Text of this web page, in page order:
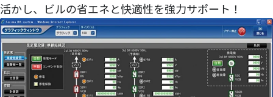
活かし、ビルの省エネと快適性を強力サポート！